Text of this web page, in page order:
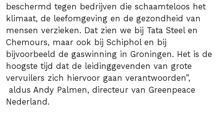
beschermd tegen bedrijven die schaamteloos het
klimaat, de leefomgeving en de gezondheid van
mensen verzieken. Dat zien we bij Tata Steel en
Chemours, maar ook bij Schiphol en bij
bijvoorbeeld de gaswinning in Groningen. Het is de
hoogste tijd dat de leidinggevenden van grote
vervuilers zich hiervoor gaan verantwoorden”,
aldus Andy Palmen, directeur van Greenpeace
Nederland.